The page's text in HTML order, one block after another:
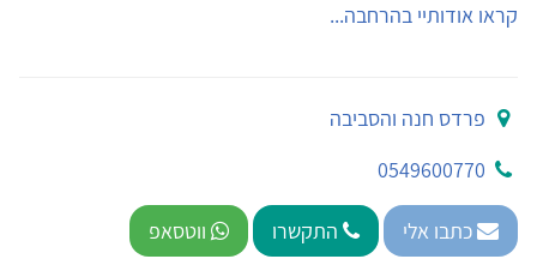
קראו אודותיי בהרחבה...
פרדס חנה והסביבה
0549600770
כתבו אלי התקשרו ווטסאפ